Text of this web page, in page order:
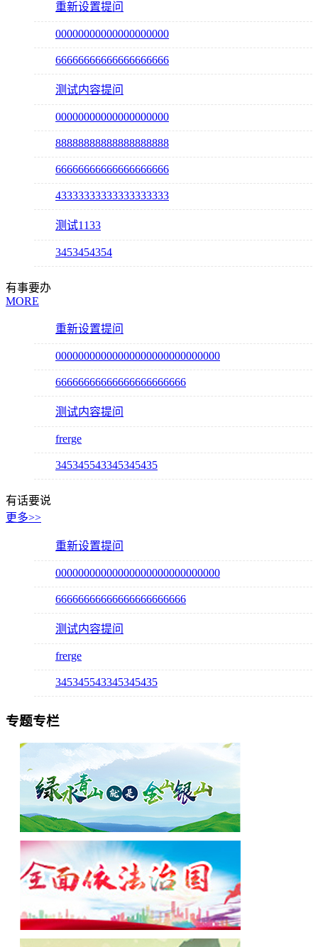
重新设置提问
00000000000000000000
66666666666666666666
测试内容提问
00000000000000000000
88888888888888888888
66666666666666666666
43333333333333333333
测试1133
3453454354
有事要办
MORE
重新设置提问
00000000000000000000000000000
66666666666666666666666
测试内容提问
frerge
345345543345345435
有话要说
更多>>
重新设置提问
00000000000000000000000000000
66666666666666666666666
测试内容提问
frerge
345345543345345435
专题专栏